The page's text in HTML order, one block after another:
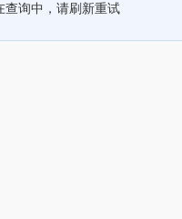
查询中，请刷新重试